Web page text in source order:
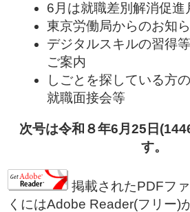
6月は就職差別解消促進
東京労働局からのお知
デジタルスキルの習得
ご案内
しごとを探している方
就職面接会等
次号は令和８年6月25日
す。
掲載されたPDFフ
くにはAdobe Reader(フリー)